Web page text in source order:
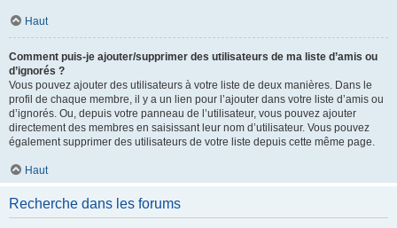
Haut
Comment puis-je ajouter/supprimer des utilisateurs de ma liste d’amis ou
d’ignorés ?
Vous pouvez ajouter des utilisateurs à votre liste de deux manières. Dans le
profil de chaque membre, il y a un lien pour l’ajouter dans votre liste d’amis ou
d’ignorés. Ou, depuis votre panneau de l’utilisateur, vous pouvez ajouter
directement des membres en saisissant leur nom d’utilisateur. Vous pouvez
également supprimer des utilisateurs de votre liste depuis cette même page.
Haut
Recherche dans les forums